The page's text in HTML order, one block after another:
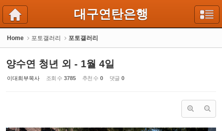
대구연탄은행
Home 포토갤러리 포토갤러리
양수연 청년 외 - 1월 4일
이대희부목사 조회 수 3785 추천 수 0 댓글 0